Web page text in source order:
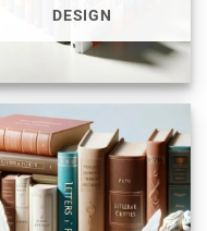
DESIGN